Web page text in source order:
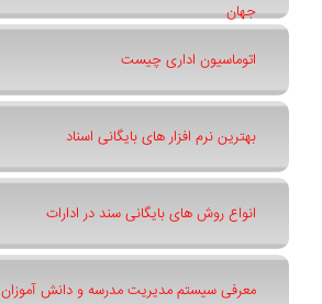
جهان
اتوماسیون اداری چیست
بهترین نرم ‌افزار های بایگانی اسناد
انواع روش های بایگانی سند در ادارات
معرفی سیستم مدیریت مدرسه و دانش آموزان